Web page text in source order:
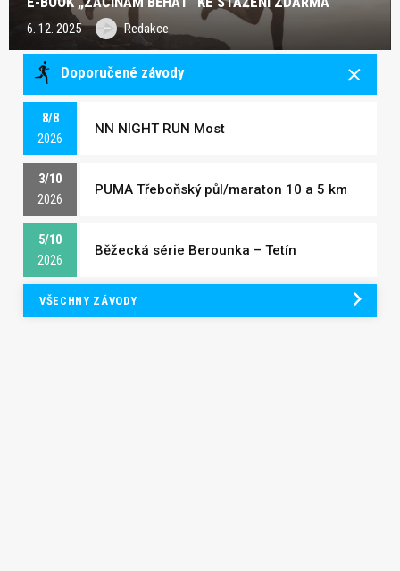
6. 12. 2025 Redakce
Doporučené závody
8/8
2026
NN NIGHT RUN Most
3/10
2026
PUMA Třeboňský půl/maraton 10 a 5 km
5/10
2026
Běžecká série Berounka – Tetín
VŠECHNY ZÁVODY